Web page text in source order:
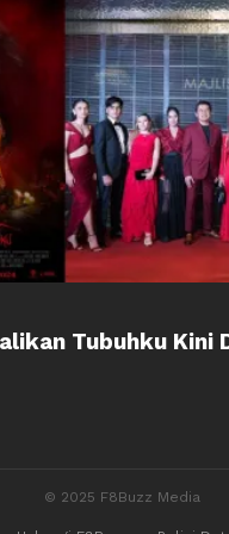
Tubuhku Kini
© 2025 F8Buzz Media